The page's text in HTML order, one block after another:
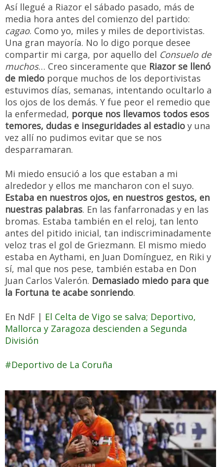
Así llegué a Riazor el sábado pasado, más de
media hora antes del comienzo del partido:
cagao. Como yo, miles y miles de deportivistas.
Una gran mayoría. No lo digo porque desee
compartir mi carga, por aquello del Consuelo de
muchos… Creo sinceramente que Riazor se llenó
de miedo porque muchos de los deportivistas
estuvimos días, semanas, intentando ocultarlo a
los ojos de los demás. Y fue peor el remedio que
la enfermedad, porque nos llevamos todos esos
temores, dudas e inseguridades al estadio y una
vez allí no pudimos evitar que se nos
desparramaran.
Mi miedo ensució a los que estaban a mi
alrededor y ellos me mancharon con el suyo.
Estaba en nuestros ojos, en nuestros gestos, en
nuestras palabras. En las fanfarronadas y en las
bromas. Estaba también en el reloj, tan lento
antes del pitido inicial, tan indiscriminadamente
veloz tras el gol de Griezmann. El mismo miedo
estaba en Aythami, en Juan Domínguez, en Riki y
sí, mal que nos pese, también estaba en Don
Juan Carlos Valerón. Demasiado miedo para que
la Fortuna te acabe sonriendo.
En NdF | El Celta de Vigo se salva; Deportivo,
Mallorca y Zaragoza descienden a Segunda
División
Deportivo de La Coruña